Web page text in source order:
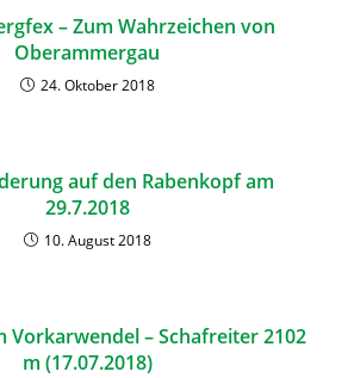
– Zum Wahrzeichen von
Oberammergau
24. Oktober 2018
auf den Rabenkopf am
29.7.2018
10. August 2018
Vorkarwendel – Schafreiter 2102
m (17.07.2018)